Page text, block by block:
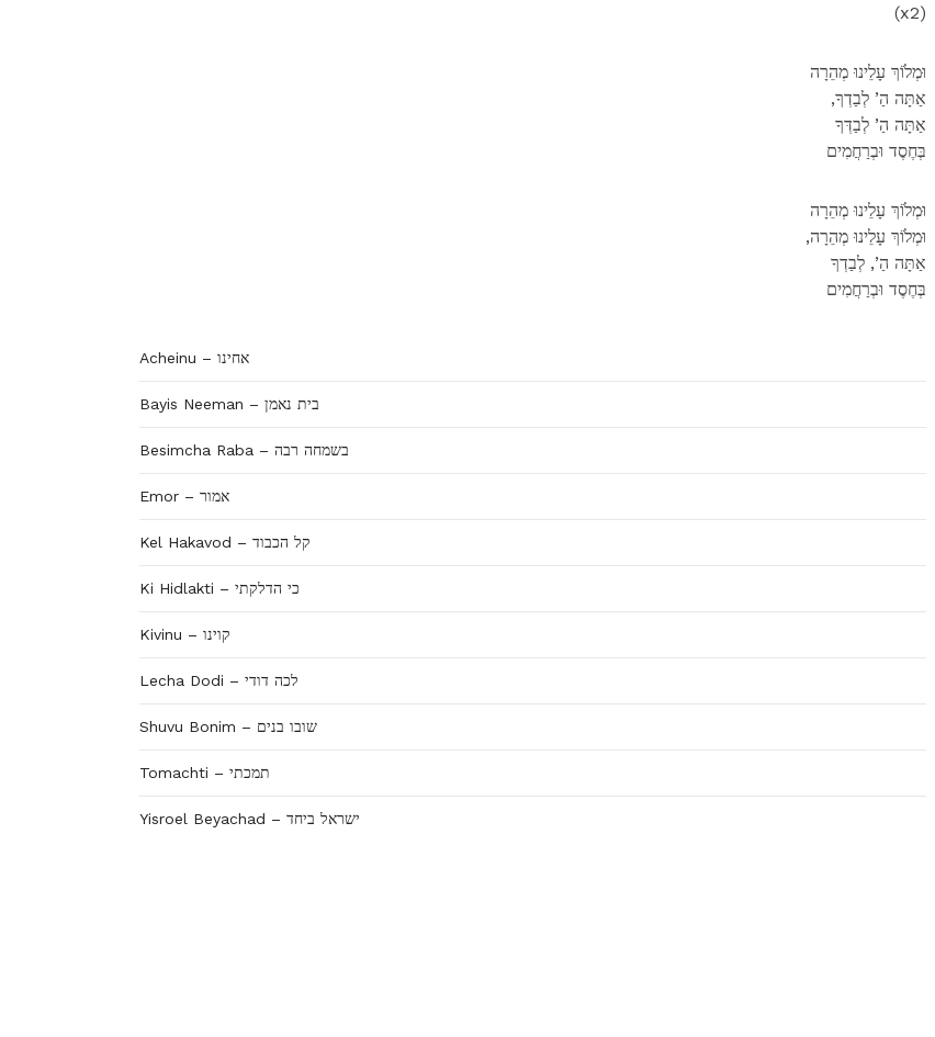
(x2)
וּמְלֹוֹךְ עָלֵינוּ מְהֵרָה
,אַתָּה הַ’ לְבַדְךָ
אַתָּה הַ’ לְבַדְּךָ
בְּחֶסֶד וּבְרַחֲמִים
וּמְלֹוֹךְ עָלֵינוּ מְהֵרָה
,וּמְלֹוֹךְ עָלֵינוּ מְהֵרָה
אַתָּה הַ’, לְבַדְךָ
בְּחֶסֶד וּבְרַחֲמִים
Acheinu – אחינו
Bayis Neeman – בית נאמן
Besimcha Raba – בשמחה רבה
Emor – אמור
Kel Hakavod – קל הכבוד
Ki Hidlakti – כי הדלקתי
Kivinu – קוינו
Lecha Dodi – לכה דודי
Shuvu Bonim – שובו בנים
Tomachti – תמכתי
Yisroel Beyachad – ישראל ביחד